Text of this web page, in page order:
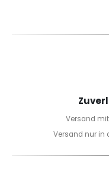
Versand
Versand nur in